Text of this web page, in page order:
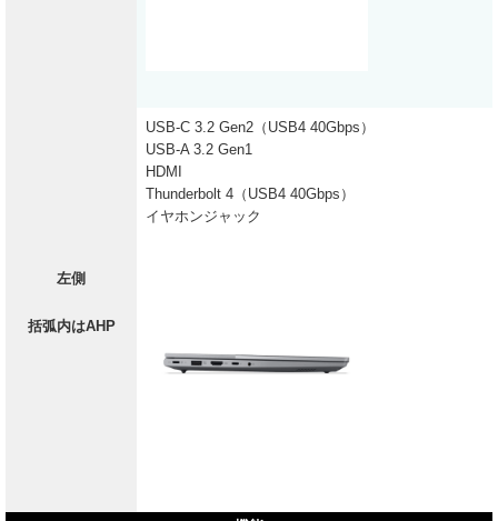
左側
括弧内はAHP
USB-C 3.2 Gen2（USB4 40Gbps）
USB-A 3.2 Gen1
HDMI
Thunderbolt 4（USB4 40Gbps）
イヤホンジャック